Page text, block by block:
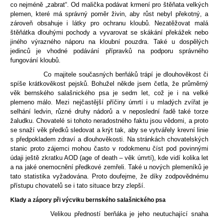
co nejméně „zabrat“. Od malička podávat krmení pro štěňata velkých
plemen, které má správný poměr živin, aby růst nebyl překotný, a
zároveň obsahuje i látky pro ochranu kloubů. Nezatěžovat malá
štěňátka dlouhými pochody a vyvarovat se skákání překážek nebo
jiného výrazného náporu na kloubní pouzdra. Také u dospělých
jedinců je vhodné podávání přípravků na podporu správného
fungování kloubů.
Co majitele současných berňáků trápí je dlouhověkost či
spíše krátkověkost pejsků. Bohužel někde jsem četla, že průměrný
věk bernského salašnického psa je sedm let, což je i na velké
plemeno málo. Mezi nejčastější příčiny úmrtí i u mladých zvířat je
selhání ledvin, různé druhy nádorů a v neposlední řadě také torze
žaludku. Chovatelé si tohoto neradostného faktu jsou vědomi, a proto
se snaží věk předků sledovat a krýt tak, aby se vytvářely krevní linie
s předpokladem zdraví a dlouhověkosti. Na stránkách chovatelských
stanic proto zájemci mohou často v rodokmenu číst pod povinnými
údaji ještě zkratku AOD (age of death – věk úmrtí), kde vidí kolika let
a na jaké onemocnění předkové zemřeli. Také u nových plemeníků je
tato statistika vyžadována. Proto doufejme, že díky zodpovědnému
přístupu chovatelů se i tato situace brzy zlepší.
Klady a zápory při výcviku bernského salašnického psa
Velikou předností berňáka je jeho neutuchající snaha